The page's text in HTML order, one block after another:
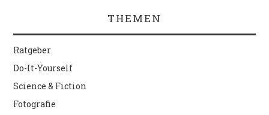
THEMEN
Ratgeber
Do-It-Yourself
Science & Fiction
Fotografie